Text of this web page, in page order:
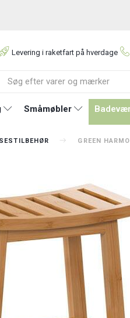
Levering i raketfart på hverdage
Småmøbler
GREEN